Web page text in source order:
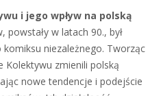
i jego wpływ na polską
powstały w latach 90., był
niezależnego. Tworząc
Kolektywu zmienili polską
nowe tendencje i podejście